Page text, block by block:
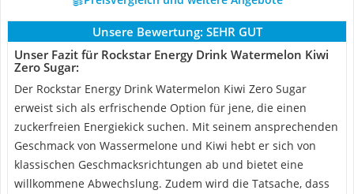
Unsere Bewertung: SEHR GUT
Unser Fazit für Rockstar Energy Drink Watermelon Kiwi
Zero Sugar:
Der Rockstar Energy Drink Watermelon Kiwi Zero Sugar
erweist sich als erfrischende Option für jene, die einen
zuckerfreien Energiekick suchen. Mit seinem ansprechenden
Geschmack von Wassermelone und Kiwi hebt er sich von
klassischen Geschmacksrichtungen ab und bietet eine
willkommene Abwechslung. Zudem wird die Tatsache, dass